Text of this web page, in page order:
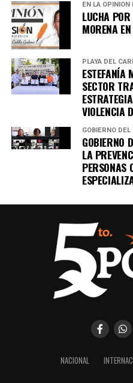
EN LA OPINIÓN
LUCHA
MORENA
PLAYA DEL
ESTEFANÍA
SECTOR
VIOLENCIA
GOBIERNO DEL
GOBIERNO
LA
PERSONAS
NACIONAL